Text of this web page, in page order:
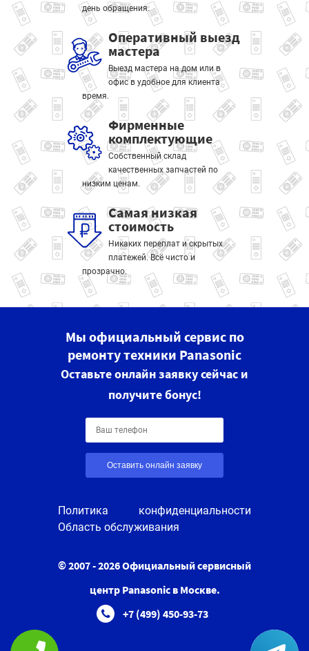
день обращения.
Оперативный выезд
мастера
Выезд мастера на дом или в
офис в удобное для клиента
время.
Фирменные
комплектующие
Собственный склад
качественных запчастей по
низким ценам.
Самая низкая
стоимость
Никаких переплат и скрытых
платежей. Всё чисто и
прозрачно.
Мы официальный сервис по
ремонту техники Panasonic
Оставьте онлайн заявку сейчас и
получите бонус!
Оставить онлайн заявку
Политика конфиденциальности
Область обслуживания
© 2007 - 2026 Официальный сервисный
центр Panasonic в Москве.
+7 (499) 450-93-73